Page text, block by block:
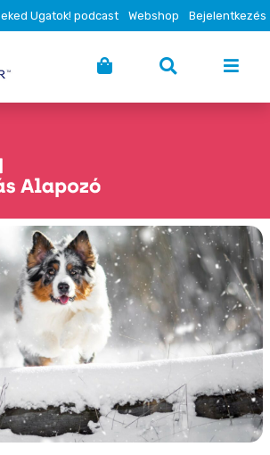
Ugatok! podcast Webshop Bejelentkezés